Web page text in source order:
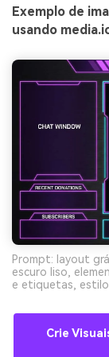
Exemplo de
usando
Prompt: layout
escuro liso,
e etiquetas,
Crie